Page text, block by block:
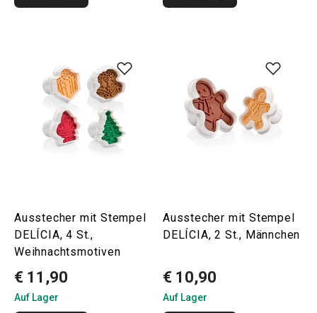
Ausstecher mit Stempel
DELÍCIA, 4 St.,
Weihnachtsmotiven
€ 11,90
Auf Lager
Ausstecher mit Stempel
DELÍCIA, 2 St., Männchen
€ 10,90
Auf Lager